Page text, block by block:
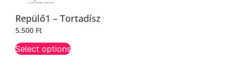
Repülő1 – Tortadísz
5.500 Ft
Select options